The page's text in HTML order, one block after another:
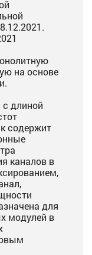
на основе
длиной
содержит
каналов в
для
модулей в